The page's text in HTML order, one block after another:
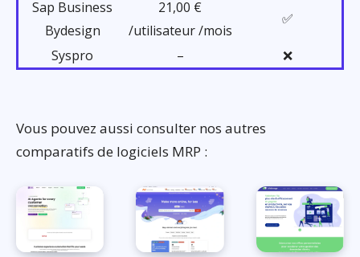
Sap Business
Bydesign
21,00 €
/utilisateur /mois
✅
Syspro – ❌
Vous pouvez aussi consulter nos autres
comparatifs de logiciels MRP :